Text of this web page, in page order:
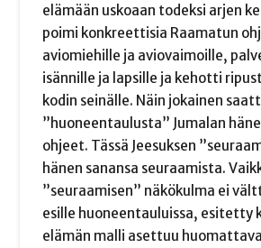
elämään uskoaan todeksi arjen
poimi konkreettisia Raamatun
aviomiehille ja aviovaimoille,
isännille ja lapsille ja kehotti
kodin seinälle. Näin jokainen
”huoneentaulusta” Jumalan
ohjeet. Tässä Jeesuksen
hänen sanansa seuraamista.
”seuraamisen” näkökulma ei
esille huoneentauluissa, esitetty
elämän malli asettuu